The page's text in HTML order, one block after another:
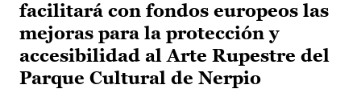
facilitará con fondos europeos las
mejoras para la protección y
accesibilidad al Arte Rupestre del
Parque Cultural de Nerpio